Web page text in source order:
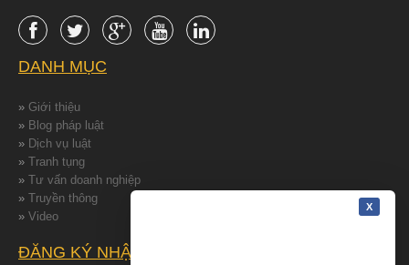
DANH MỤC
» Giới thiệu
» Blog pháp luật
» Dịch vụ luật
» Tranh tụng
» Tư vấn doanh nghiệp
» Truyền thông
» Video
ĐĂNG KÝ NHẬN TIN